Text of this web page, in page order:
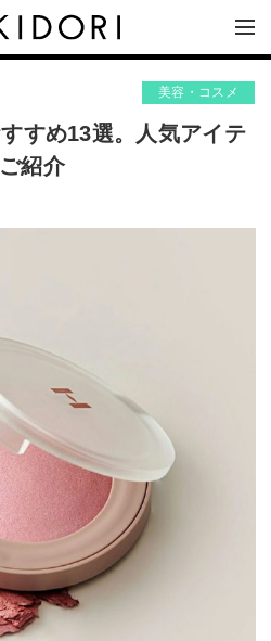
美容・コスメ
すめ13選。人気アイテ
紹介